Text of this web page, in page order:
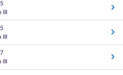
III
III
III